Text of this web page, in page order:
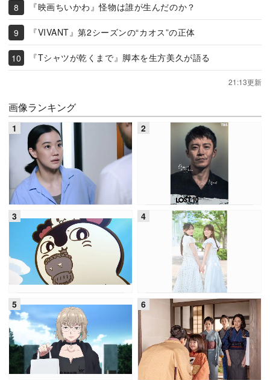
『映画ちいかわ』怪物は誰が生んだのか？
『VIVANT』第2シーズンの“カオス”の正体
『Tシャツが乾くまで』脚本を生方美久が語る
21:13更新
画像ランキング